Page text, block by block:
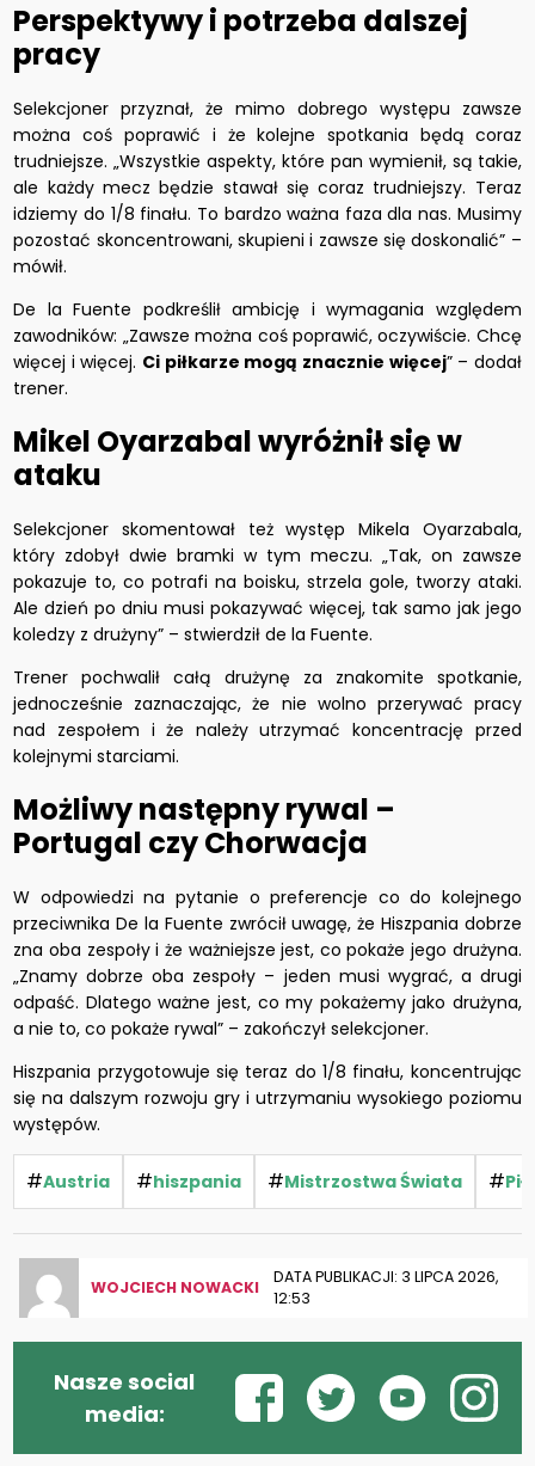
Perspektywy i potrzeba dalszej
pracy
Selekcjoner przyznał, że mimo dobrego występu zawsze
można coś poprawić i że kolejne spotkania będą coraz
trudniejsze. „Wszystkie aspekty, które pan wymienił, są takie,
ale każdy mecz będzie stawał się coraz trudniejszy. Teraz
idziemy do 1/8 finału. To bardzo ważna faza dla nas. Musimy
pozostać skoncentrowani, skupieni i zawsze się doskonalić” –
mówił.
De la Fuente podkreślił ambicję i wymagania względem
zawodników: „Zawsze można coś poprawić, oczywiście. Chcę
więcej i więcej. Ci piłkarze mogą znacznie więcej” – dodał
trener.
Mikel Oyarzabal wyróżnił się w
ataku
Selekcjoner skomentował też występ Mikela Oyarzabala,
który zdobył dwie bramki w tym meczu. „Tak, on zawsze
pokazuje to, co potrafi na boisku, strzela gole, tworzy ataki.
Ale dzień po dniu musi pokazywać więcej, tak samo jak jego
koledzy z drużyny” – stwierdził de la Fuente.
Trener pochwalił całą drużynę za znakomite spotkanie,
jednocześnie zaznaczając, że nie wolno przerywać pracy
nad zespołem i że należy utrzymać koncentrację przed
kolejnymi starciami.
Możliwy następny rywal –
Portugal czy Chorwacja
W odpowiedzi na pytanie o preferencje co do kolejnego
przeciwnika De la Fuente zwrócił uwagę, że Hiszpania dobrze
zna oba zespoły i że ważniejsze jest, co pokaże jego drużyna.
„Znamy dobrze oba zespoły – jeden musi wygrać, a drugi
odpaść. Dlatego ważne jest, co my pokażemy jako drużyna,
a nie to, co pokaże rywal” – zakończył selekcjoner.
Hiszpania przygotowuje się teraz do 1/8 finału, koncentrując
się na dalszym rozwoju gry i utrzymaniu wysokiego poziomu
występów.
#Austria #hiszpania #Mistrzostwa Świata #
WOJCIECH NOWACKI
DATA PUBLIKACJI: 3 LIPCA 2026,
12:53
Nasze social
media: